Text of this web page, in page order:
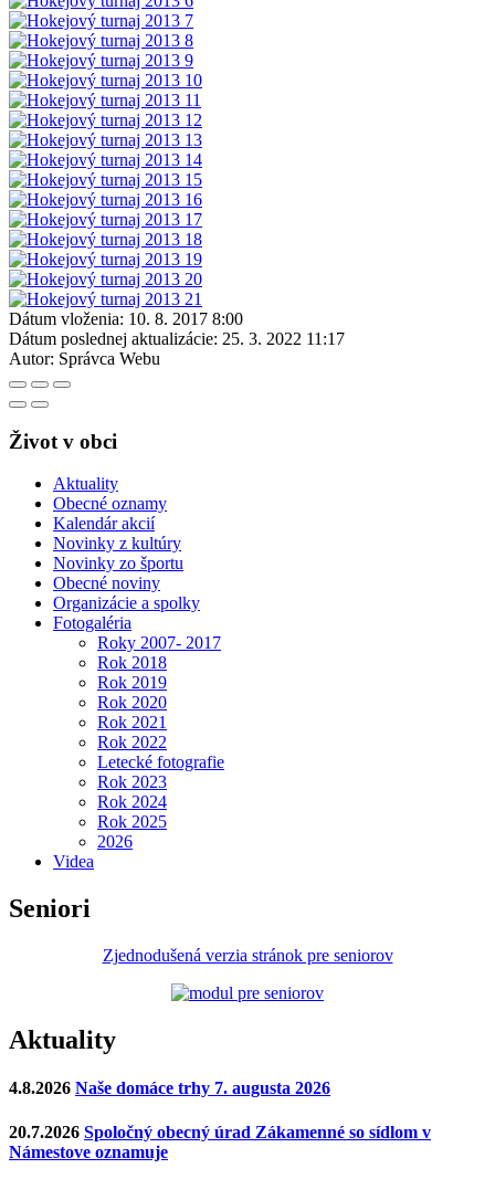
Dátum vloženia: 10. 8. 2017 8:00
Dátum poslednej aktualizácie: 25. 3. 2022 11:17
Autor: Správca Webu
Život v obci
Aktuality
Obecné oznamy
Kalendár akcií
Novinky z kultúry
Novinky zo športu
Obecné noviny
Organizácie a spolky
Fotogaléria
Roky 2007- 2017
Rok 2018
Rok 2019
Rok 2020
Rok 2021
Rok 2022
Letecké fotografie
Rok 2023
Rok 2024
Rok 2025
2026
Videa
Seniori
Zjednodušená verzia stránok pre seniorov
Aktuality
4.8.2026 Naše domáce trhy 7. augusta 2026
20.7.2026 Spoločný obecný úrad Zákamenné so sídlom v
Námestove oznamuje